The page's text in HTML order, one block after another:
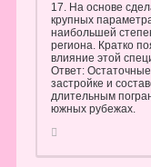
17. На основе
крупных
наибольшей
региона. Кратко
влияние этой
Ответ:
застройке и
длительным
южных рубежах.